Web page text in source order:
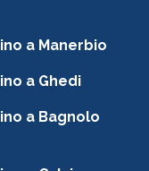
a Manerbio
a Ghedi
a Bagnolo